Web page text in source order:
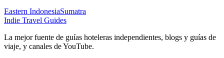
Eastern IndonesiaSumatra
Indie Travel Guides
La mejor fuente de guías hoteleras independientes, blogs y guías de
viaje, y canales de YouTube.